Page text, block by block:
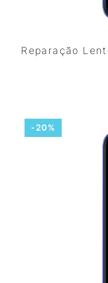
Reparação
-20%